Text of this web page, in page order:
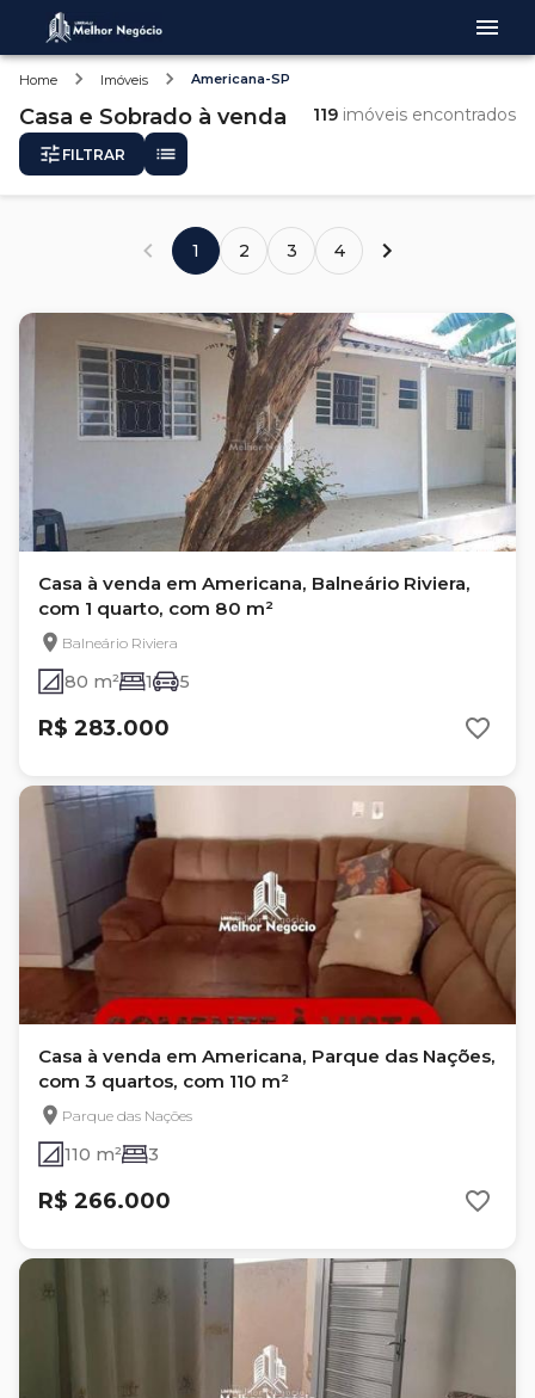
Home Imóveis Americana-SP
Casa e Sobrado à venda 119 imóveis encontrados
FILTRAR
1 2 3 4
Casa à venda em Americana, Balneário Riviera,
com 1 quarto, com 80 m²
Balneário Riviera
80 m² 1 5
R$ 283.000
Casa à venda em Americana, Parque das Nações,
com 3 quartos, com 110 m²
Parque das Nações
110 m² 3
R$ 266.000